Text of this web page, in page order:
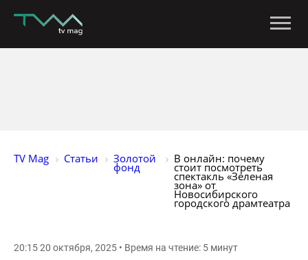
TV Mag Статьи Золотой
фонд
В онлайн: почему
стоит посмотреть
спектакль «Зеленая
зона» от
Новосибирского
городского драмтеатра
20:15 20 октября, 2025 • Время на чтение: 5 минут